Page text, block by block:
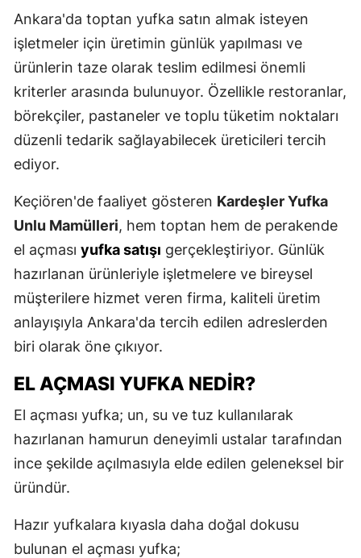
Ankara'da toptan yufka satın almak isteyen
işletmeler için üretimin günlük yapılması ve
ürünlerin taze olarak teslim edilmesi önemli
kriterler arasında bulunuyor. Özellikle restoranlar,
börekçiler, pastaneler ve toplu tüketim noktaları
düzenli tedarik sağlayabilecek üreticileri tercih
ediyor.
Keçiören'de faaliyet gösteren Kardeşler Yufka
Unlu Mamülleri, hem toptan hem de perakende
el açması yufka satışı gerçekleştiriyor. Günlük
hazırlanan ürünleriyle işletmelere ve bireysel
müşterilere hizmet veren firma, kaliteli üretim
anlayışıyla Ankara'da tercih edilen adreslerden
biri olarak öne çıkıyor.
EL AÇMASI YUFKA NEDIR?
El açması yufka; un, su ve tuz kullanılarak
hazırlanan hamurun deneyimli ustalar tarafından
ince şekilde açılmasıyla elde edilen geleneksel bir
üründür.
Hazır yufkalara kıyasla daha doğal dokusu
bulunan el açması yufka;